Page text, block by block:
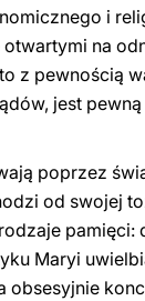
i
na
z pewnością
jest
poprzez
od swojej
pamięci:
Maryi
obsesyjnie